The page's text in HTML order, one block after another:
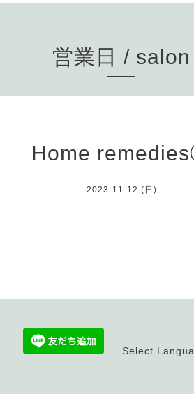
営業日 / salon
Home
2023-11-12 (日)
Select